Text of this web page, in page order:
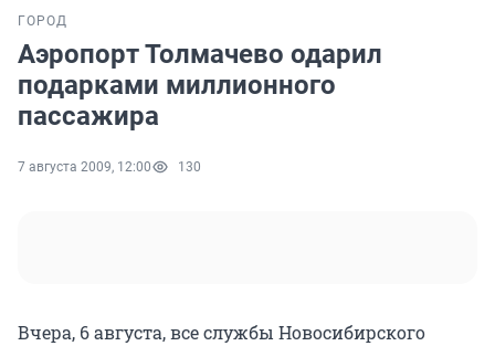
ГОРОД
Аэропорт Толмачево одарил
подарками миллионного
пассажира
7 августа 2009, 12:00 130
Вчера, 6 августа, все службы Новосибирского